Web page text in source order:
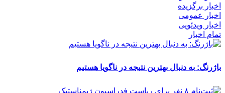
اخبار برگزیده
اخبار عمومی
اخبار ویدئویی
تمام اخبار
باژرنگ: به دنبال بهترین نتیجه در ناگویا هستیم